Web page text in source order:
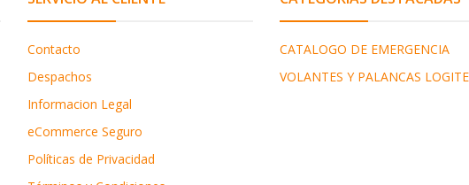
Contacto
Despachos
Informacion Legal
eCommerce Seguro
Políticas de Privacidad
CATALOGO DE EMERGENCIA
VOLANTES Y PALANCAS